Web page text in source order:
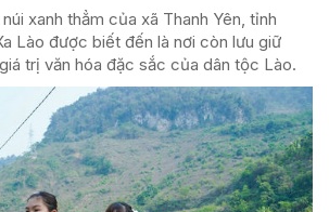
xanh thẳm của xã Thanh Yên, tỉnh
Lào được biết đến là nơi còn lưu giữ
trị văn hóa đặc sắc của dân tộc Lào.